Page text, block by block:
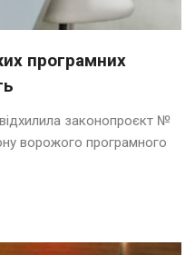
програмних
законопроєкт №
ворожого програмного